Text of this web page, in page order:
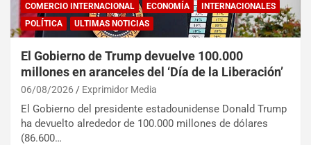
COMERCIO INTERNACIONAL ECONOMÍA
INTERNACIONALES
POLÍTICA
ULTIMAS NOTICIAS
El Gobierno de Trump devuelve 100.000
millones en aranceles del ‘Día de la Liberación’
06/08/2026 Exprimidor Media
El Gobierno del presidente estadounidense Donald Trump
ha devuelto alrededor de 100.000 millones de dólares
(86.600…